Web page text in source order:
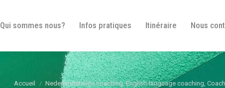
Qui sommes nous? Infos pratiques Itinéraire Nous
Vous êtes ici :
Accueil Nederlandstalige coaching, English-language coaching,